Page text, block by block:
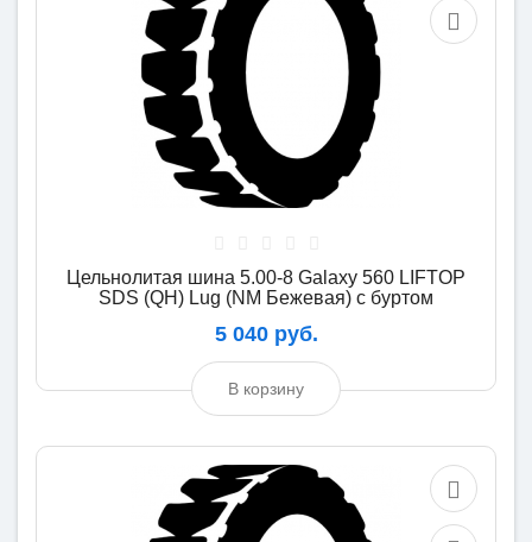
Цельнолитая шина 5.00-8 Galaxy 560 LIFTOP
SDS (QH) Lug (NM Бежевая) с буртом
5 040 руб.
В корзину